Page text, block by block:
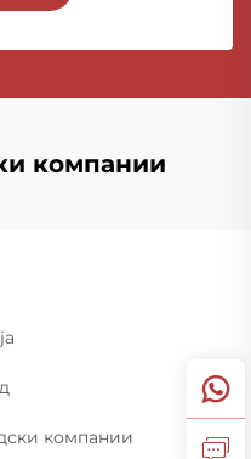
компании
компании